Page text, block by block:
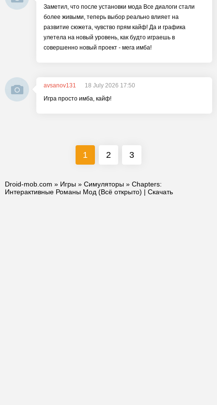
Заметил, что после установки мода Все диалоги стали
более живыми, теперь выбор реально влияет на
развитие сюжета, чувство прям кайф! Да и графика
улетела на новый уровень, как будто играешь в
совершенно новый проект - мега имба!
avsanov131
18 July 2026 17:50
Игра просто имба, кайф!
1 2 3
Droid-mob.com » Игры » Симуляторы » Chapters:
Интерактивные Романы Мод (Всё открыто) | Скачать